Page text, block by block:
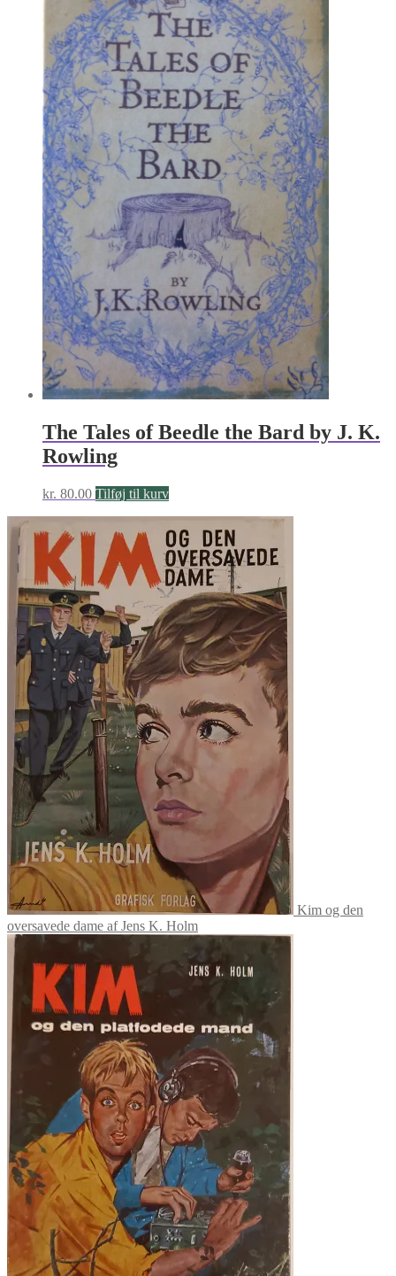
The Tales of Beedle the Bard by J. K.
Rowling
kr. 80.00 Tilføj til kurv
Kim og den
oversavede dame af Jens K. Holm